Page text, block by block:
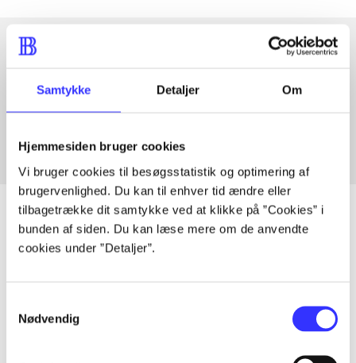
Samtykke Detaljer Om
Hjemmesiden bruger cookies
Vi bruger cookies til besøgsstatistik og optimering af
brugervenlighed. Du kan til enhver tid ændre eller
tilbagetrække dit samtykke ved at klikke på ”Cookies” i
bunden af siden. Du kan læse mere om de anvendte
cookies under ”Detaljer”.
Nødvendig
Artikler med samme emner